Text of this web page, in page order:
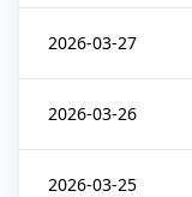
2026-03-27
2026-03-26
2026-03-25